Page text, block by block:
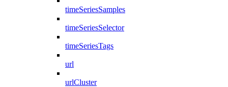
timeSeriesSamples
timeSeriesSelector
timeSeriesTags
url
urlCluster